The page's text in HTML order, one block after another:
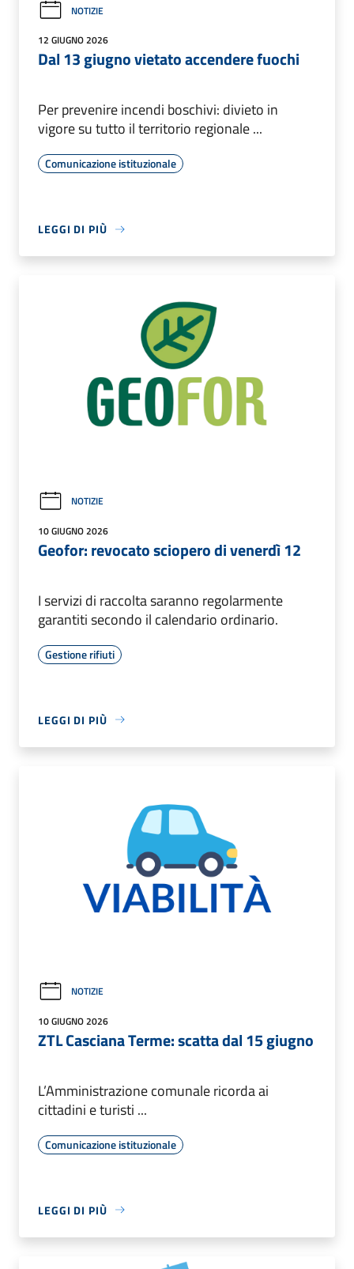
NOTIZIE
12 GIUGNO 2026
Dal 13 giugno vietato accendere fuochi
Per prevenire incendi boschivi: divieto in
vigore su tutto il territorio regionale ...
Comunicazione istituzionale
LEGGI DI PIÙ
NOTIZIE
10 GIUGNO 2026
Geofor: revocato sciopero di venerdì 12
I servizi di raccolta saranno regolarmente
garantiti secondo il calendario ordinario.
Gestione rifiuti
LEGGI DI PIÙ
NOTIZIE
10 GIUGNO 2026
ZTL Casciana Terme: scatta dal 15 giugno
L’Amministrazione comunale ricorda ai
cittadini e turisti ...
Comunicazione istituzionale
LEGGI DI PIÙ